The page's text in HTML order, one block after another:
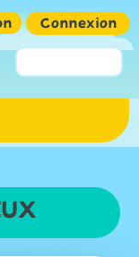
Connexion
de passe